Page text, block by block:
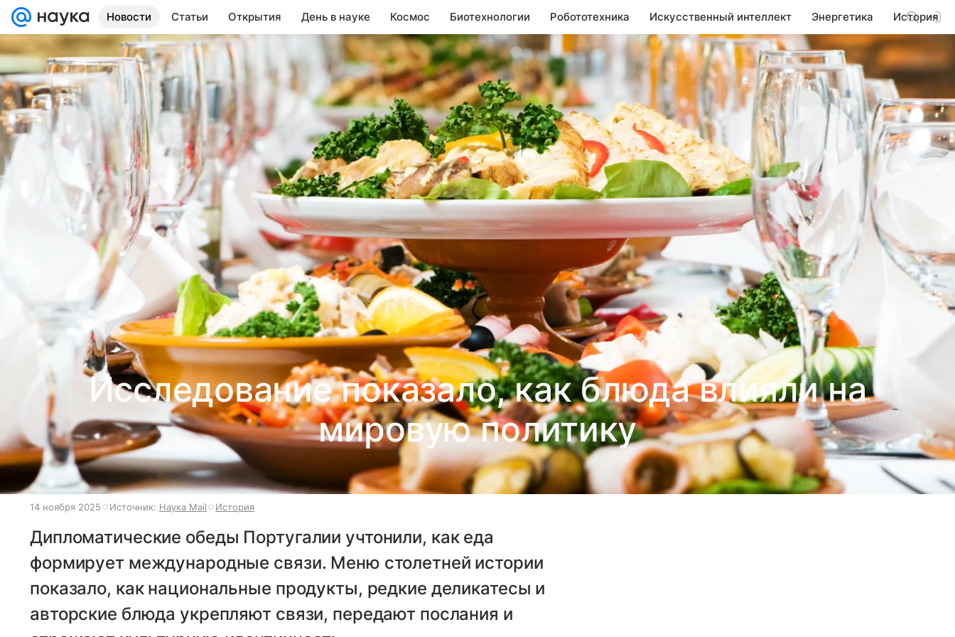
Новости Статьи Открытия День в науке Космос Биотехнологии Робототехника Искусственный интеллект Энергетика История
Исследование показало, как блюда влияли на
мировую политику
14 ноября 2025 Источник: Наука Mail История
Дипломатические обеды Португалии учтонили, как еда
формирует международные связи. Меню столетней истории
показало, как национальные продукты, редкие деликатесы и
авторские блюда укрепляют связи, передают послания и